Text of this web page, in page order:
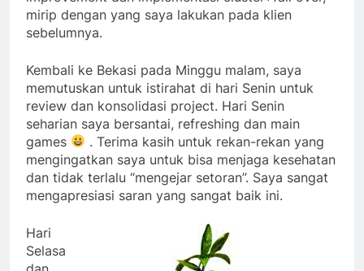
mirip dengan yang saya lakukan pada klien
sebelumnya.
Kembali ke Bekasi pada Minggu malam, saya
memutuskan untuk istirahat di hari Senin untuk
review dan konsolidasi project. Hari Senin
seharian saya bersantai, refreshing dan main
games
. Terima kasih untuk rekan-rekan yang
mengingatkan saya untuk bisa menjaga kesehatan
dan tidak terlalu “mengejar setoran”. Saya sangat
mengapresiasi saran yang sangat baik ini.
Hari
Selasa